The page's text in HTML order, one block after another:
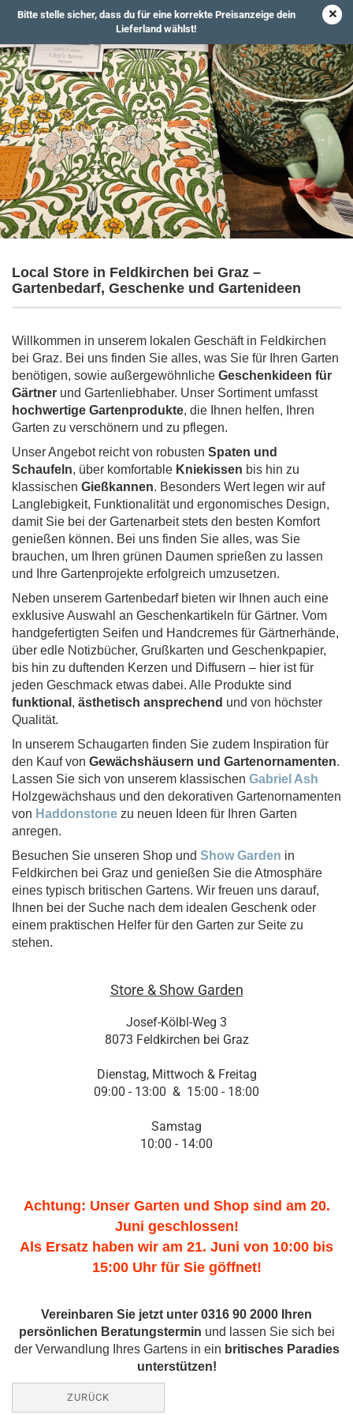
Bitte stelle sicher, dass du für eine korrekte Preisanzeige dein
Lieferland wählst!
Local Store in Feldkirchen bei Graz –
Gartenbedarf, Geschenke und Gartenideen
Willkommen in unserem lokalen Geschäft in Feldkirchen
bei Graz. Bei uns finden Sie alles, was Sie für Ihren Garten
benötigen, sowie außergewöhnliche Geschenkideen für
Gärtner und Gartenliebhaber. Unser Sortiment umfasst
hochwertige Gartenprodukte, die Ihnen helfen, Ihren
Garten zu verschönern und zu pflegen.
Unser Angebot reicht von robusten Spaten und
Schaufeln, über komfortable Kniekissen bis hin zu
klassischen Gießkannen. Besonders Wert legen wir auf
Langlebigkeit, Funktionalität und ergonomisches Design,
damit Sie bei der Gartenarbeit stets den besten Komfort
genießen können. Bei uns finden Sie alles, was Sie
brauchen, um Ihren grünen Daumen sprießen zu lassen
und Ihre Gartenprojekte erfolgreich umzusetzen.
Neben unserem Gartenbedarf bieten wir Ihnen auch eine
exklusive Auswahl an Geschenkartikeln für Gärtner. Vom
handgefertigten Seifen und Handcremes für Gärtnerhände,
über edle Notizbücher, Grußkarten und Geschenkpapier,
bis hin zu duftenden Kerzen und Diffusern – hier ist für
jeden Geschmack etwas dabei. Alle Produkte sind
funktional , ästhetisch ansprechend und von höchster
Qualität.
In unserem Schaugarten finden Sie zudem Inspiration für
den Kauf von Gewächshäusern und Gartenornamenten.
Lassen Sie sich von unserem klassischen Gabriel Ash
Holzgewächshaus und den dekorativen Gartenornamenten
von Haddonstone zu neuen Ideen für Ihren Garten
anregen.
Besuchen Sie unseren Shop und Show Garden in
Feldkirchen bei Graz und genießen Sie die Atmosphäre
eines typisch britischen Gartens. Wir freuen uns darauf,
Ihnen bei der Suche nach dem idealen Geschenk oder
einem praktischen Helfer für den Garten zur Seite zu
stehen.
Store & Show Garden
Josef-Kölbl-Weg 3
8073 Feldkirchen bei Graz
Dienstag, Mittwoch & Freitag
09:00 - 13:00 & 15:00 - 18:00
Samstag
10:00 - 14:00
Achtung: Unser Garten und Shop sind am 20.
Juni geschlossen!
Als Ersatz haben wir am 21. Juni von 10:00 bis
15:00 Uhr für Sie göffnet!
Vereinbaren Sie jetzt unter 0316 90 2000 Ihren
persönlichen Beratungstermin und lassen Sie sich bei
der Verwandlung Ihres Gartens in ein britisches Paradies
unterstützen!
ZURÜCK